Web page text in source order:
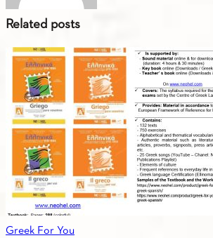
Related posts
Greek For You